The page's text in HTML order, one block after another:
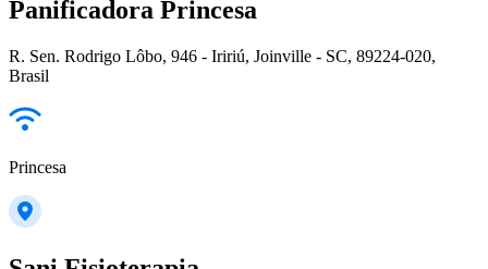
Panificadora Princesa
R. Sen. Rodrigo Lôbo, 946 - Iririú, Joinville - SC, 89224-020,
Brasil
Princesa